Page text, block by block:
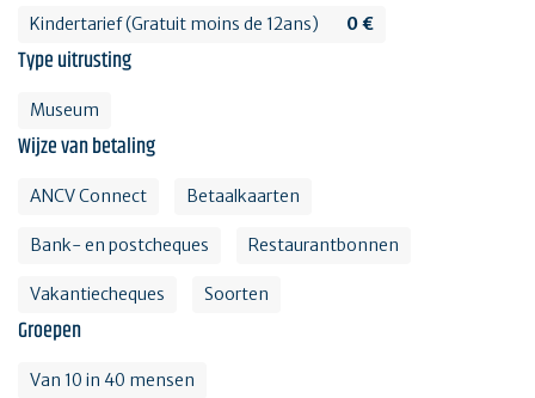
Kindertarief (Gratuit moins de 12ans) 0 €
Type uitrusting
Museum
Wijze van betaling
ANCV Connect Betaalkaarten
Bank- en postcheques Restaurantbonnen
Vakantiecheques Soorten
Groepen
Van 10 in 40 mensen